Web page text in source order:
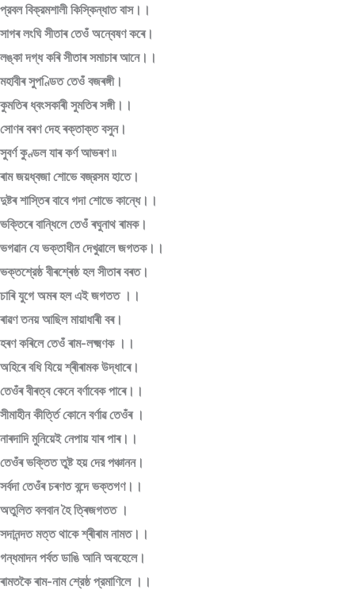
প্রবল বিক্রমশালী কিস্কিন্ধাত বাস।।
সাগৰ লংঘি সীতাৰ তেওঁ অন্বেষণ কৰে।
লঙ্কা দগ্ধ কৰি সীতাৰ সমাচাৰ আনে।।
মহাবীৰ সুপণ্ডিত তেওঁ বজৰঙ্গী।
কুমতিৰ ধ্বংসকাৰী সুমতিৰ সঙ্গী।।
সোণৰ বৰণ দেহ ৰক্তাক্ত বসুন।
সুবৰ্ণ কুণ্ডল যাৰ কৰ্ণ আভৰণ ৷৷
ৰাম জয়ধ্বজা শোভে বজ্রসম হাতে।
দুষ্টৰ শাস্তিৰ বাবে গদা শোভে কান্ধে।।
ভক্তিৰে বান্ধিলে তেওঁ ৰঘুনাথ ৰামক।
ভগৱান যে ভক্তাধীন দেখুৱালে জগতক।।
ভক্তশ্রেষ্ঠ বীৰশ্ৰেষ্ঠ হল সীতাৰ বৰত।
চাৰি যুগে অমৰ হল এই জগতত ।।
ৰাৱণ তনয় আছিল মায়াধাৰী বৰ।
হৰণ কৰিলে তেওঁ ৰাম-লক্ষ্মণক ।।
অহিৰে বধি যিয়ে শ্ৰীৰামক উদ্ধাৰে।
তেওঁৰ বীৰত্ব কেনে বর্ণাবেক পাৰে।।
সীমাহীন কীৰ্ত্তি কোনে বৰ্ণাৱ তেওঁৰ ।
নাৰদাদি মুনিয়েই নেপায় যাৰ পাৰ।।
তেওঁৰ ভক্তিত তুষ্ট হয় দের পঞ্চানন।
সৰ্বদা তেওঁৰ চৰণত বন্দে ভক্তগণ।।
অতুলিত বলবান হৈ ত্ৰিজগতত ।
সদানন্দত মত্ত থাকে শ্ৰীৰাম নামত।।
গন্ধমাদন পর্বত ডাঙি আনি অবহেলে।
ৰামতকৈ ৰাম-নাম শ্রেষ্ঠ প্রমাণিলে ।।